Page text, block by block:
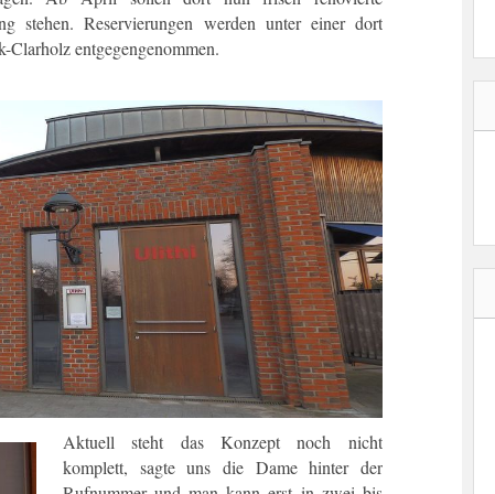
stehen. Reservierungen werden unter einer dort
Clarholz entgegengenommen.
Aktuell steht das Konzept noch nicht
komplett, sagte uns die Dame hinter der